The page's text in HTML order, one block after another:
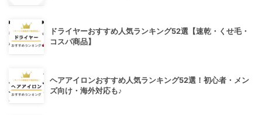
ドライヤーおすすめ人気ランキング52選【速乾・くせ毛・
コスパ商品】
ヘアアイロンおすすめ人気ランキング52選！初心者・メン
ズ向け・海外対応も♪